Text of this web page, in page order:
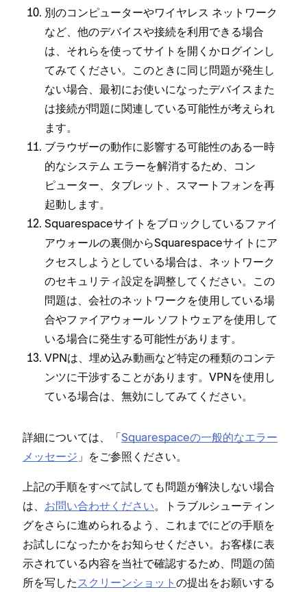
別のコンピ⁠ュ⁠ータ⁠ーやワイヤレス ネ⁠ットワ⁠ーク
など⁠、他のデバイスや接続を利用できる場合
は⁠、それらを使⁠ってサイトを開くかログインし
てみてください⁠。このときに同じ問題が発生し
ない場合⁠、最初にお使いにな⁠ったデバイスまた
は接続が問題に関連している可能性が考えられ
ます⁠。
ブラウザ⁠ーの動作に影響する可能性のある一時
的なシステム エラ⁠ーを解消するため⁠、コン
ピ⁠ュ⁠ータ⁠ー⁠、タブレ⁠ット⁠、スマ⁠ートフ⁠ォンを再
起動します⁠。
Squarespaceサイトをブロ⁠ックしているフ⁠ァイ
アウ⁠ォ⁠ールの裏側からSquarespaceサイトにア
クセスしようとしている場合は⁠、ネ⁠ットワ⁠ーク
のセキ⁠ュリテ⁠ィ設定を調整してください⁠。この
問題は⁠、会社のネ⁠ットワ⁠ークを使用している場
合やフ⁠ァイアウ⁠ォ⁠ール ソフトウ⁠ェアを使用して
いる場合に発生する可能性があります⁠。
VPNは⁠、埋め込み動画など特定の種類のコンテ
ンツに干渉することがあります⁠。VPNを使用し
ている場合は⁠、無効にしてみてください⁠。
詳細については⁠、「⁠Squarespaceの一般的なエラ⁠ー
メ⁠ッセ⁠ージ ⁠」をご参照ください⁠。
上記の手順をすべて試しても問題が解決しない場合
は⁠、 お問い合わせください⁠。トラブルシ⁠ュ⁠ーテ⁠ィン
グをさらに進められるよう⁠、これまでにどの手順を
お試しにな⁠ったかをお知らせください⁠。お客様に表
示されている内容を当社で確認するため⁠、問題の箇
所を写したスクリ⁠ーンシ⁠ョ⁠ット の提出をお願いする